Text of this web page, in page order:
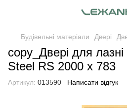
Будівельні матеріали Двері
copy_Двері для
Steel RS 2000 х 783
Артикул: 013590 Написати відгук